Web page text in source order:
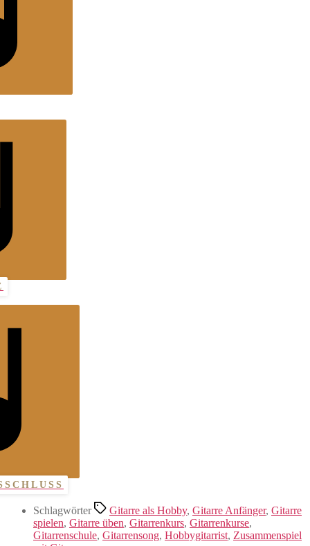
Schlagwörter Gitarre als Hobby, Gitarre Anfänger, Gitarre
spielen, Gitarre üben, Gitarrenkurs, Gitarrenkurse,
Gitarrenschule, Gitarrensong, Hobbygitarrist, Zusammenspiel